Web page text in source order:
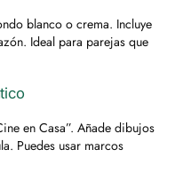
blanco o crema. Incluye
Ideal para parejas que
en Casa”. Añade dibujos
Puedes usar marcos